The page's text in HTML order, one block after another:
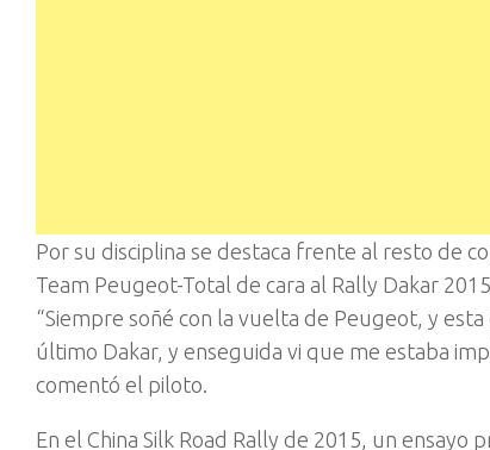
Por su disciplina se destaca frente al resto de
Team Peugeot-Total de cara al Rally Dakar
“Siempre soñé con la vuelta de Peugeot, y
último Dakar, y enseguida vi que me estaba
comentó el piloto.
En el China Silk Road Rally de 2015, un